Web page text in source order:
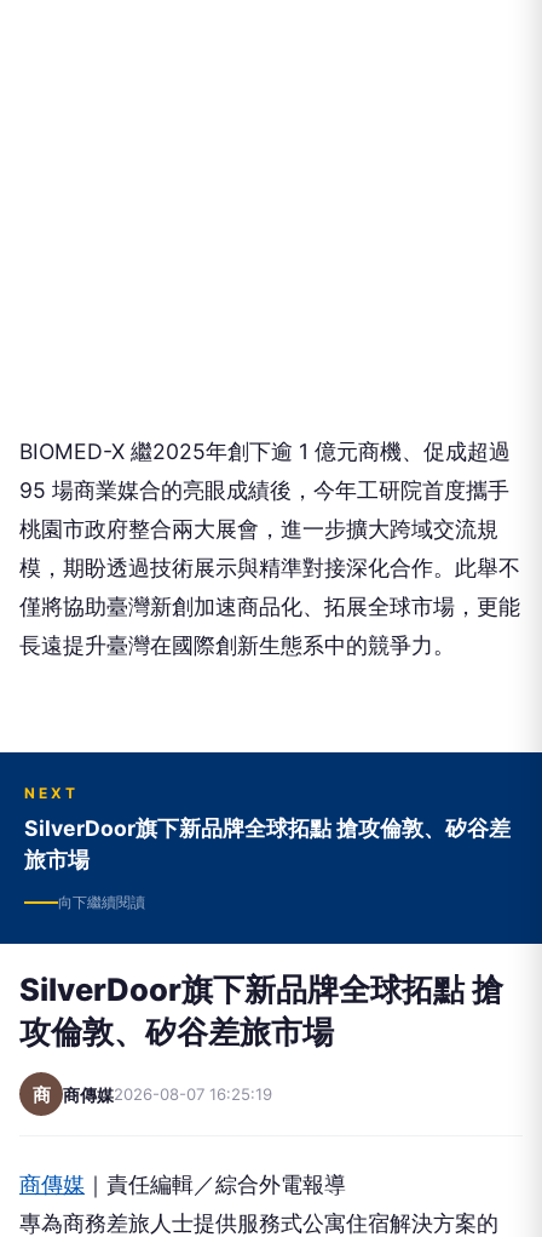
BIOMED-X 繼2025年創下逾 1 億元商機、促成超過
95 場商業媒合的亮眼成績後，今年工研院首度攜手
桃園市政府整合兩大展會，進一步擴大跨域交流規
模，期盼透過技術展示與精準對接深化合作。此舉不
僅將協助臺灣新創加速商品化、拓展全球市場，更能
長遠提升臺灣在國際創新生態系中的競爭力。
NEXT
SilverDoor旗下新品牌全球拓點 搶攻倫敦、矽谷差
旅市場
向下繼續閱讀
SilverDoor旗下新品牌全球拓點 搶
攻倫敦、矽谷差旅市場
商 商傳媒2026-08-07 16:25:19
商傳媒 ｜責任編輯／綜合外電報導
專為商務差旅人士提供服務式公寓住宿解決方案的